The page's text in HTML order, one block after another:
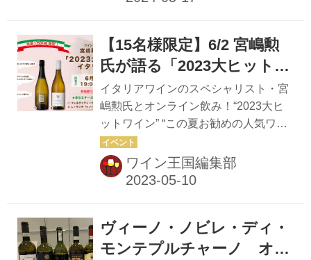
にある「エタニティー」にて、スパー
クリングワインイベントを開催しま
イン王国』が自信をもってオススメす
る100種類以上のスパークリングワイ
ンを用意。 ミニセミナーも開催するの
で、スパークリングワインが大好きな
方はもちろん、これからワインを楽し
みたい、という方も楽しめるイベント
【15名様限定】6/2 宮嶋勲
氏が語る「2023大ヒット
イタリアワイン」セミナー
参加受付中！
イタリアワインのスペシャリスト・宮
嶋勲氏とオンライン飲み！“2023大ヒ
ットワイン” “この夏お勧めの人気ワイ
ン” 『ワイン王国132号』特集「イタリ
アワイングランプリ」では、2022年の
ヒットワインを振り返り、2023年のブ
たイタリアワインの巨匠・宮嶋勲氏が
特にお勧めするワインをピックアッ
ワイン王国編集部
ヴィーノ・ノビレ・ディ・
モンテプルチャーノ オン